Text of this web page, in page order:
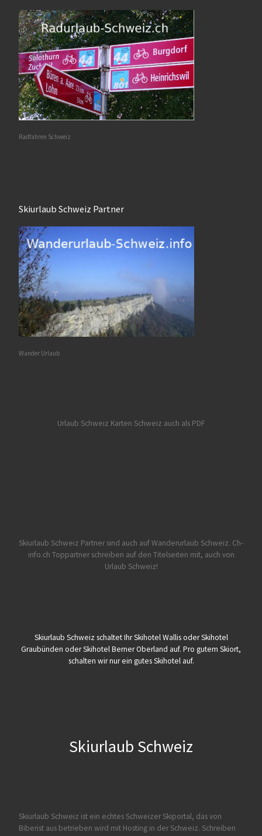
Radfahren Schweiz
Skiurlaub Schweiz Partner
Wander Urlaub
Urlaub Schweiz Karten Schweiz auch als PDF
Skiurlaub Schweiz Partner sind auch auf Wanderurlaub Schweiz. Ch-
info.ch Toppartner schreiben auf den Titelseiten mit, auch von
Urlaub Schweiz!
Skiurlaub Schweiz schaltet Ihr Skihotel Wallis oder Skihotel
Graubünden oder Skihotel Berner Oberland auf. Pro gutem Skiort,
schalten wir nur ein gutes Skihotel auf.
Skiurlaub Schweiz
Skiurlaub Schweiz ist ein echtes Schweizer Skiportal, das von
Biberist aus betrieben wird mit Hosting in der Schweiz. Schreiben